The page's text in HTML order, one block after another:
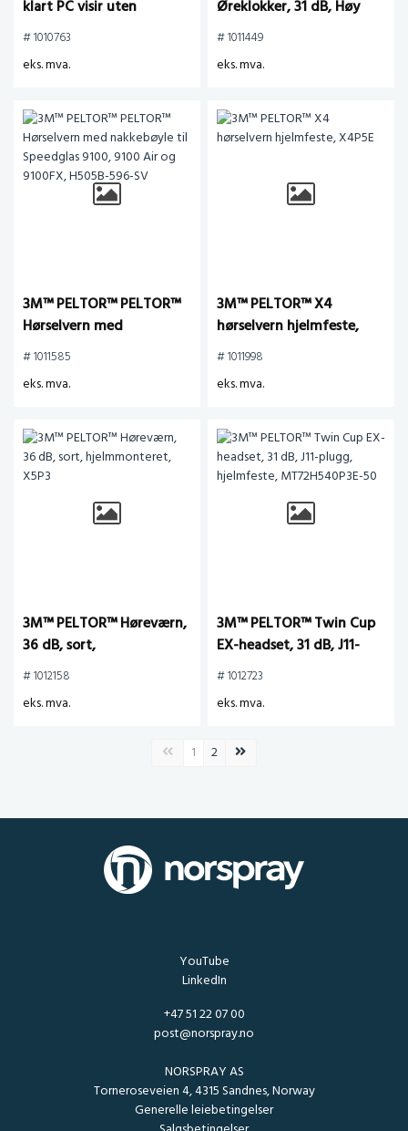
klart PC visir uten
hørselvern, G500V5F-GU
# 1010763
eks. mva.
Øreklokker, 31 dB, Høy
synlighet, Hodebøyle,
# 1011449
eks. mva.
3M™ PELTOR™ PELTOR™
Hørselvern med
nakkebøyle til Speedglas
H505B-596-SV
# 1011585
eks. mva.
3M™ PELTOR™ X4
hørselvern hjelmfeste,
X4P5E
# 1011998
eks. mva.
3M™ PELTOR™ Høreværn,
36 dB, sort,
hjelmmonteret, X5P3
# 1012158
eks. mva.
3M™ PELTOR™ Twin Cup
EX-headset, 31 dB, J11-
plugg, hjelmfeste,
# 1012723
eks. mva.
Forrige side
1 2 Neste side
YouTube
LinkedIn
+47 51 22 07 00
post@norspray.no
NORSPRAY AS
Torneroseveien 4, 4315 Sandnes, Norway
Generelle leiebetingelser